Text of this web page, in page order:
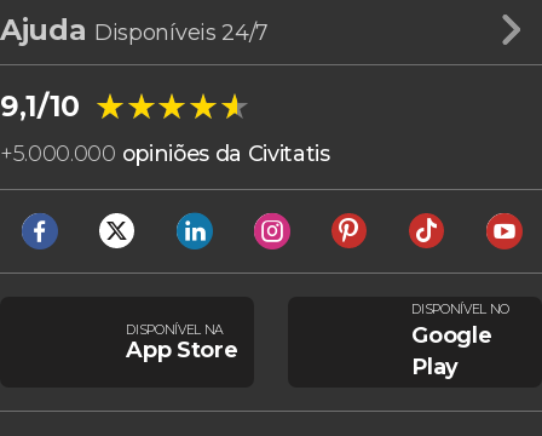
Ajuda Disponíveis 24/7
9,1/10 ★★★★★
★★★★★
+5.000.000 opiniões da Civitatis
DISPONÍVEL NA
App Store
DISPONÍVEL NO
Google
Play